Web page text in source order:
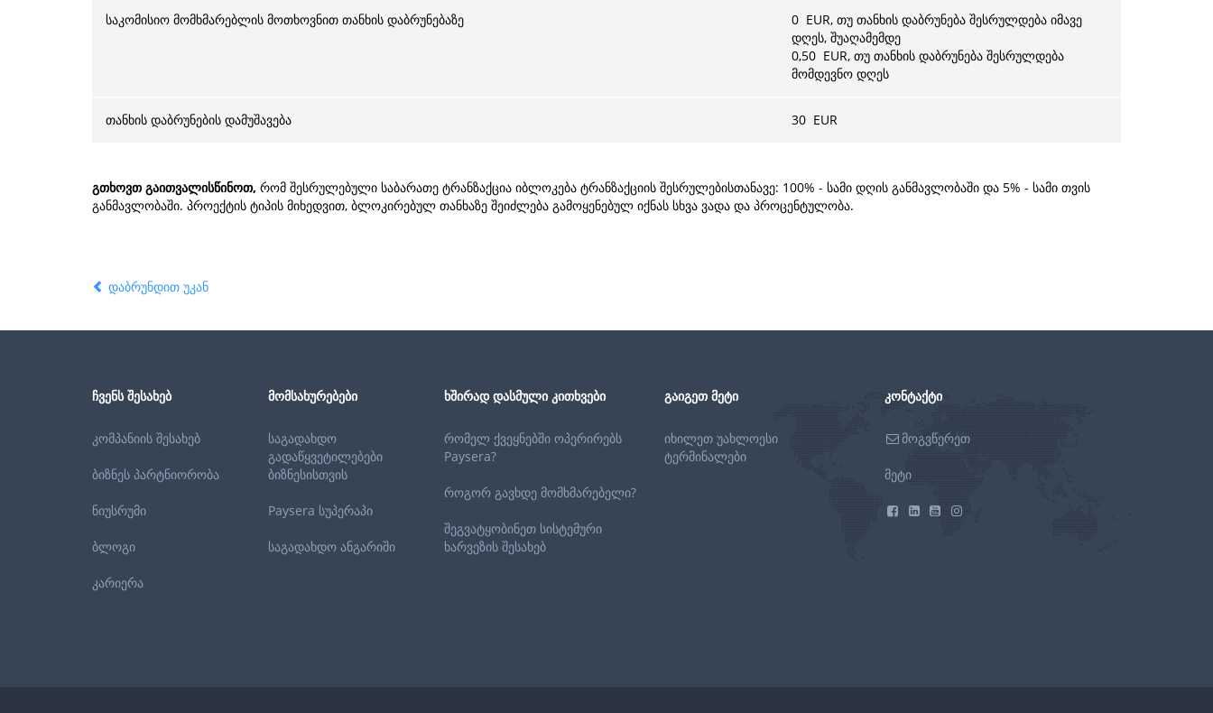
საკომისიო მომხმარებლის მოთხოვნით თანხის დაბრუნებაზე 0 EUR, თუ თანხის დაბრუნება შესრულდება იმავე
დღეს, შუაღამემდე
0,50 EUR, თუ თანხის დაბრუნება შესრულდება
მომდევნო დღეს
თანხის დაბრუნების დამუშავება 30 EUR
გთხოვთ გაითვალისწინოთ, რომ შესრულებული საბარათე ტრანზაქცია იბლოკება ტრანზაქციის შესრულებისთანავე: 100% - სამი დღის განმავლობაში და 5% - სამი თვის
განმავლობაში. პროექტის ტიპის მიხედვით, ბლოკირებულ თანხაზე შეიძლება გამოყენებულ იქნას სხვა ვადა და პროცენტულობა.
დაბრუნდით უკან
ᲩᲕᲔᲜᲡ ᲨᲔᲡᲐᲮᲔᲑ
კომპანიის შესახებ
ბიზნეს პარტნიორობა
ნიუსრუმი
ბლოგი
კარიერა
ᲛᲝᲛᲡᲐᲮᲣᲠᲔᲑᲔᲑᲘ
საგადახდო
გადაწყვეტილებები
ბიზნესისთვის
Paysera სუპერაპი
საგადახდო ანგარიში
ᲮᲨᲘᲠᲐᲓ ᲓᲐᲡᲛᲣᲚᲘ ᲙᲘᲗᲮᲕᲔᲑᲘ
რომელ ქვეყნებში ოპერირებს
Paysera?
როგორ გავხდე მომხმარებელი?
შეგვატყობინეთ სისტემური
ხარვეზის შესახებ
ᲒᲐᲘᲒᲔᲗ ᲛᲔᲢᲘ
იხილეთ უახლოესი
ტერმინალები
ᲙᲝᲜᲢᲐᲥᲢᲘ
მოგვწერეთ
მეტი